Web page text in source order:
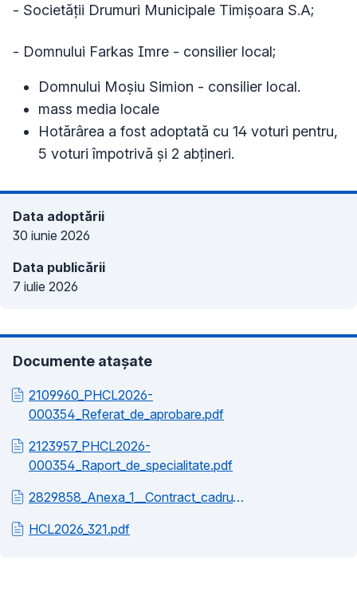
- Societății Drumuri Municipale Timișoara S.A;
- Domnului Farkas Imre - consilier local;
Domnului Moșiu Simion - consilier local.
mass media locale
Hotărârea a fost adoptată cu 14 voturi pentru,
5 voturi împotrivă și 2 abțineri.
Data adoptării
30 iunie 2026
Data publicării
7 iulie 2026
Documente atașate
2109960_PHCL2026-
000354_Referat_de_aprobare.pdf
2123957_PHCL2026-
000354_Raport_de_specialitate.pdf
2829858_Anexa_1__Contract_cadru_de_mandat.pdf
HCL2026_321.pdf